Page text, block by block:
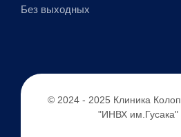
Без выходных
© 2024 - 2025 Клиника
"ИНВХ